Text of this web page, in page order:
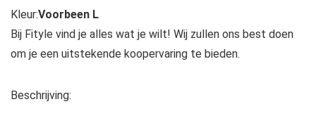
Kleur:Voorbeen L
Bij Fityle vind je alles wat je wilt! Wij zullen ons best doen
om je een uitstekende koopervaring te bieden.
Beschrijving: